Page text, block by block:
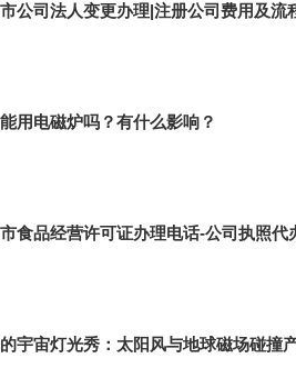
公司法人变更办理|注册公司费用及流
用电磁炉吗？有什么影响？
食品经营许可证办理电话-公司执照代
宇宙灯光秀：太阳风与地球磁场碰撞